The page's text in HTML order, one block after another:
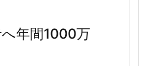
年間1000万